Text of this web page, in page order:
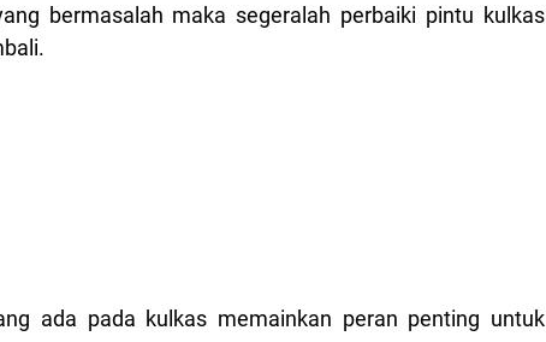
bermasalah maka segeralah perbaiki pintu kulkas
ada pada kulkas memainkan peran penting untuk